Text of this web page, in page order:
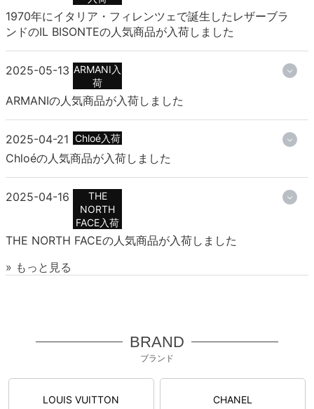
1970年にイタリア・フィレンツェで誕生したレザーブラ
ンドのIL BISONTEの人気商品が入荷しました
2025-05-13 ARMANI入
荷
ARMANIの人気商品が入荷しました
2025-04-21 Chloé入荷
Chloéの人気商品が入荷しました
2025-04-16
THE
NORTH
FACE入荷
THE NORTH FACEの人気商品が入荷しました
» もっと見る
BRAND
ブランド
LOUIS VUITTON CHANEL